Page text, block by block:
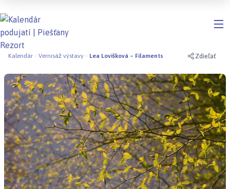
Kalendár Vernisáž výstavy Lea Lovišková – Filaments Zdieľať